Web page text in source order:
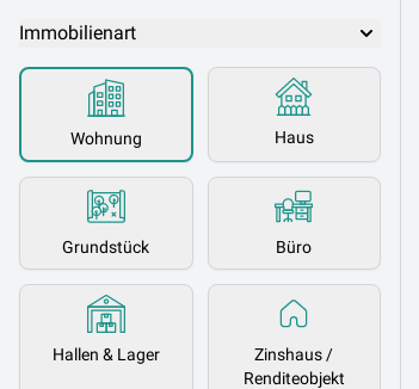
Immobilienart
Wohnung Haus
Grundstück Büro
Hallen & Lager
Zinshaus /
Renditeobjekt